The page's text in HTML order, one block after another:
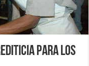
para los